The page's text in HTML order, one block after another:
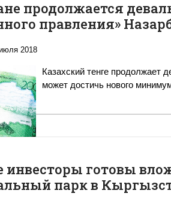
продолжается
правления»
2018
Казахский тенге продолжает
может достичь нового
инвесторы готовы
парк в